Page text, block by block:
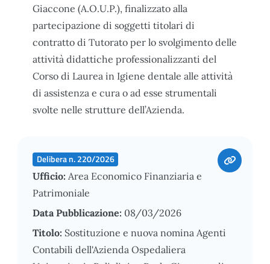
Giaccone (A.O.U.P.), finalizzato alla
partecipazione di soggetti titolari di
contratto di Tutorato per lo svolgimento delle
attività didattiche professionalizzanti del
Corso di Laurea in Igiene dentale alle attività
di assistenza e cura o ad esse strumentali
svolte nelle strutture dell’Azienda.
Delibera n. 220/2026
Ufficio: Area Economico Finanziaria e
Patrimoniale
Data Pubblicazione: 08/03/2026
Titolo: Sostituzione e nuova nomina Agenti
Contabili dell'Azienda Ospedaliera